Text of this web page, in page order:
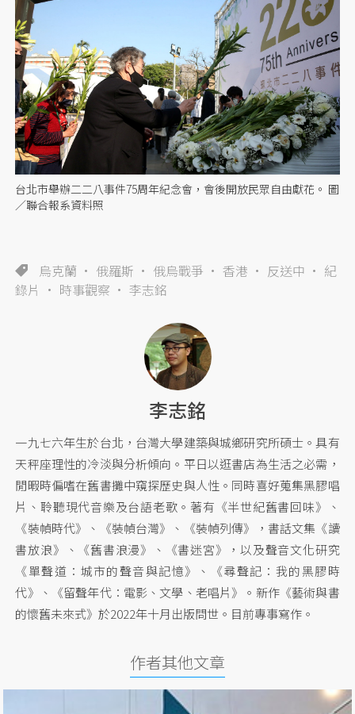
台北市舉辦二二八事件75周年紀念會，會後開放民眾自由獻花。 圖
／聯合報系資料照
烏克蘭 俄羅斯 俄烏戰爭 香港 反送中
紀
錄片
時事觀察 李志銘
李志銘
一九七六年生於台北，台灣大學建築與城鄉研究所碩士。具有
天秤座理性的冷淡與分析傾向。平日以逛書店為生活之必需，
閒暇時偏嗜在舊書攤中窺探歷史與人性。同時喜好蒐集黑膠唱
片、聆聽現代音樂及台語老歌。著有《半世紀舊書回味》、
《裝幀時代》、《裝幀台灣》、《裝幀列傳》，書話文集《讀
書放浪》、《舊書浪漫》、《書迷宮》，以及聲音文化研究
《單聲道：城市的聲音與記憶》、《尋聲記：我的黑膠時
代》、《留聲年代：電影、文學、老唱片》。新作《藝術與書
的懷舊未來式》於2022年十月出版問世。目前專事寫作。
作者其他文章